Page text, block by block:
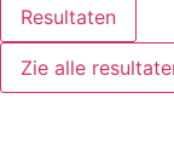
Resultaten
Zie alle